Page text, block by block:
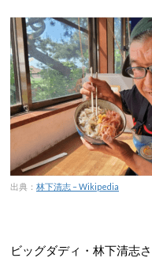
出典： 林下清志 – Wikipedia
ビッグダディ・林下清志